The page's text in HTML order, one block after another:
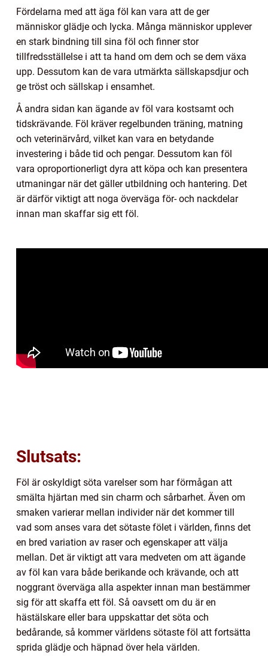
Fördelarna med att äga föl kan vara att de ger
människor glädje och lycka. Många människor upplever
en stark bindning till sina föl och finner stor
tillfredsställelse i att ta hand om dem och se dem växa
upp. Dessutom kan de vara utmärkta sällskapsdjur och
ge tröst och sällskap i ensamhet.
Å andra sidan kan ägande av föl vara kostsamt och
tidskrävande. Föl kräver regelbunden träning, matning
och veterinärvård, vilket kan vara en betydande
investering i både tid och pengar. Dessutom kan föl
vara oproportionerligt dyra att köpa och kan presentera
utmaningar när det gäller utbildning och hantering. Det
är därför viktigt att noga överväga för- och nackdelar
innan man skaffar sig ett föl.
Slutsats:
Föl är oskyldigt söta varelser som har förmågan att
smälta hjärtan med sin charm och sårbarhet. Även om
smaken varierar mellan individer när det kommer till
vad som anses vara det sötaste fölet i världen, finns det
en bred variation av raser och egenskaper att välja
mellan. Det är viktigt att vara medveten om att ägande
av föl kan vara både berikande och krävande, och att
noggrant överväga alla aspekter innan man bestämmer
sig för att skaffa ett föl. Så oavsett om du är en
hästälskare eller bara uppskattar det söta och
bedårande, så kommer världens sötaste föl att fortsätta
sprida glädje och häpnad över hela världen.